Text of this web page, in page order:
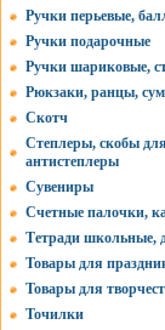
Ручки перьевые,
Ручки подарочные
Ручки шариковые,
Рюкзаки, ранцы,
Скотч
Степлеры, скобы
антистеплеры
Сувениры
Счетные палочки,
Тетради школьные,
Товары для
Товары для
Точилки